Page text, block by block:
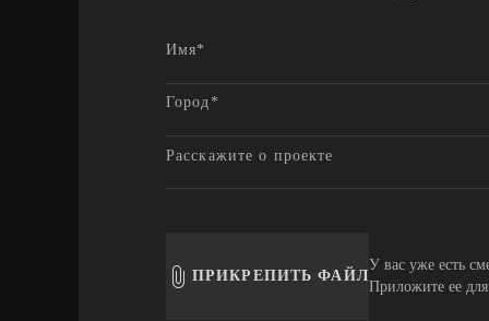
ПРИКРЕПИТЬ ФАЙЛ
У вас уже есть
Приложите ее для